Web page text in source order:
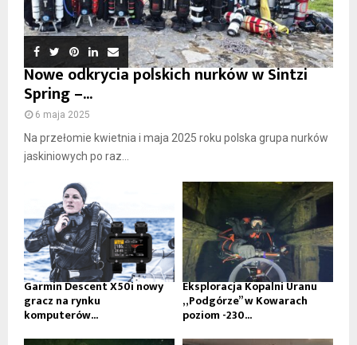
Nowe odkrycia polskich nurków w Sintzi
Spring –...
6 maja 2025
Na przełomie kwietnia i maja 2025 roku polska grupa nurków
jaskiniowych po raz...
Garmin Descent X50i nowy
gracz na rynku
komputerów...
Eksploracja Kopalni Uranu
„Podgórze” w Kowarach
poziom -230...